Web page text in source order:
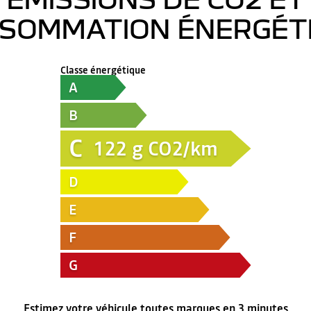
Classe énergétique
A
B
C 122 g CO2/km
D
E
F
G